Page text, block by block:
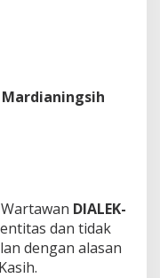
Mardianingsih
DIALEK-
dan tidak
dengan alasan